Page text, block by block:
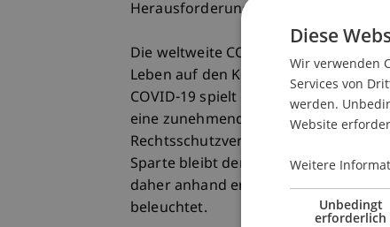
Herausforderungen für die globale
Die weltweite COVID-19-Pandemie
Leben auf den Kopf gestellt, was
COVID-19 spielt sowohl für das
eine zunehmend wichtige Rolle. Ob
Rechtsschutzversicherung oder in
Sparte bleibt derzeit von der
daher anhand erster
beleuchtet.
Diese
Wir verwenden
Services von
werden.
Website
Weitere
Unbedingt
erforderlich